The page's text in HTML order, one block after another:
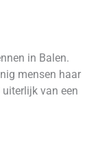
in Balen.
mensen haar
van een